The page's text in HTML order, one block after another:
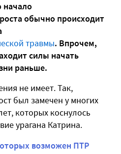
начало
обычно происходит
травмы. Впрочем,
силы начать
раньше.
не имеет. Так,
был замечен у многих
которых коснулось
урагана Катрина.
возможен ПТР